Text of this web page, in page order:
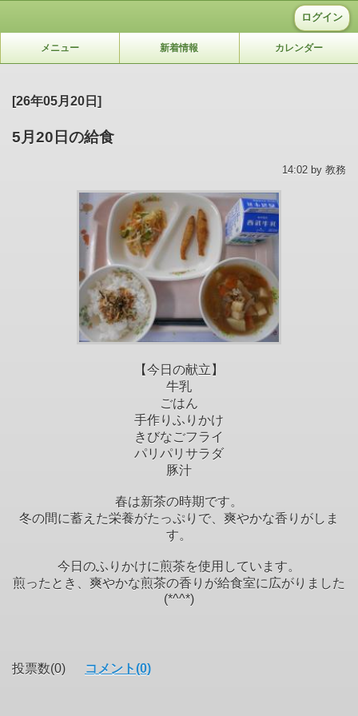
ログイン
メニュー 新着情報 カレンダー
[26年05月20日]
5月20日の給食
14:02 by 教務
【今日の献立】
牛乳
ごはん
手作りふりかけ
きびなごフライ
パリパリサラダ
豚汁
春は新茶の時期です。
冬の間に蓄えた栄養がたっぷりで、爽やかな香りがしま
す。
今日のふりかけに煎茶を使用しています。
煎ったとき、爽やかな煎茶の香りが給食室に広がりました
(*^^*)
投票数(0) コメント(0)